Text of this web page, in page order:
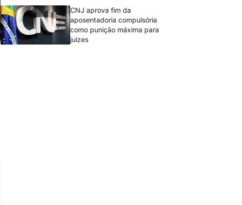
CNJ aprova fim da
aposentadoria compulsória
como punição máxima para
juízes